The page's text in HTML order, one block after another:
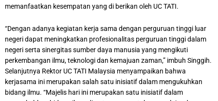
memanfaatkan kesempatan yang di berikan oleh UC TATI.
“Dengan adanya kegiatan kerja sama dengan perguruan tinggi luar
negeri dapat meningkatkan profesionalitas perguruan tinggi dalam
negeri serta sinergitas sumber daya manusia yang mengikuti
perkembangan ilmu, teknologi dan kemajuan zaman,” imbuh Singgih.
Selanjutnya Rektor UC TATI Malaysia menyampaikan bahwa
kerjasama ini merupakan salah satu inisiatif dalam mengukuhkan
bidang ilmu. “Majelis hari ini merupakan satu inisiatif dalam